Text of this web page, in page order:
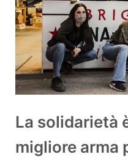
La solidarietà
migliore arma